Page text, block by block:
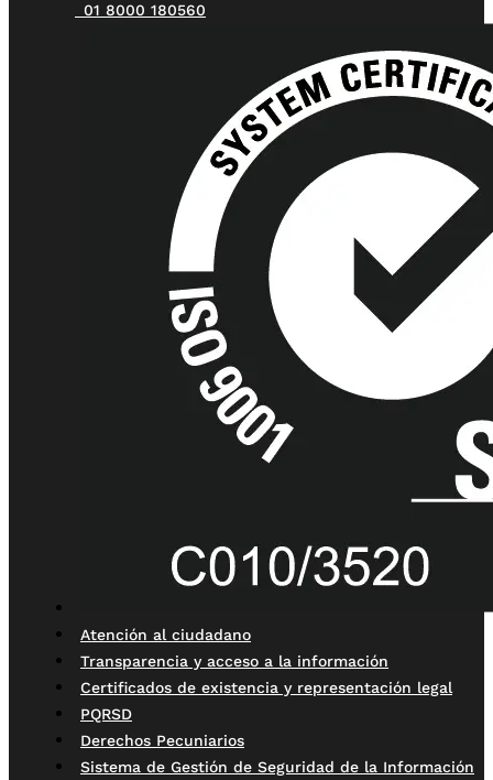
01 8000 180560
Atención al ciudadano
Transparencia y acceso a la información
Certificados de existencia y representación legal
PQRSD
Derechos Pecuniarios
Sistema de Gestión de Seguridad de la Información